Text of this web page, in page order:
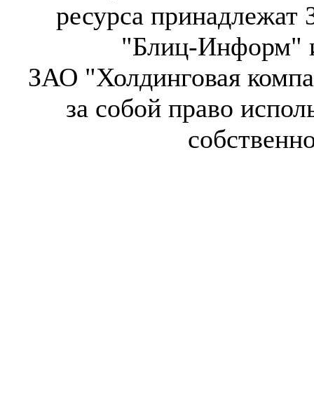
ресурса
"Блиц-Информ"
ЗАО "Холдинговая
за собой право